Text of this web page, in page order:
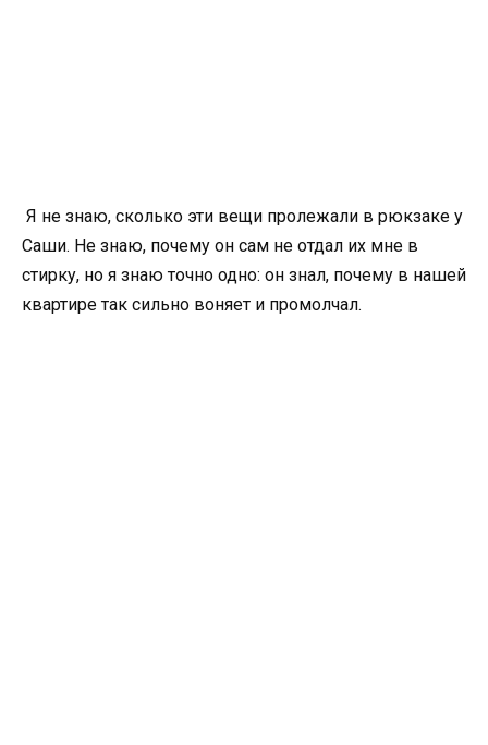
Я не знаю, сколько эти вещи пролежали в рюкзаке у
Саши. Не знаю, почему он сам не отдал их мне в
стирку, но я знаю точно одно: он знал, почему в нашей
квартире так сильно воняет и промолчал.